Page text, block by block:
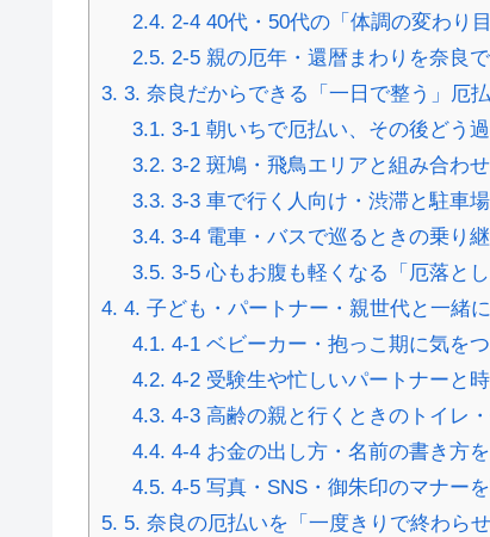
2.4. 2-4 40代・50代の「体調の変わり
2.5. 2-5 親の厄年・還暦まわりを奈良
3. 3. 奈良だからできる「一日で整う」厄
3.1. 3-1 朝いちで厄払い、その後どう
3.2. 3-2 斑鳩・飛鳥エリアと組み合わ
3.3. 3-3 車で行く人向け・渋滞と駐車
3.4. 3-4 電車・バスで巡るときの乗り
3.5. 3-5 心もお腹も軽くなる「厄落と
4. 4. 子ども・パートナー・親世代と一緒
4.1. 4-1 ベビーカー・抱っこ期に気を
4.2. 4-2 受験生や忙しいパートナーと
4.3. 4-3 高齢の親と行くときのトイレ
4.4. 4-4 お金の出し方・名前の書き方
4.5. 4-5 写真・SNS・御朱印のマナー
5. 5. 奈良の厄払いを「一度きりで終わら